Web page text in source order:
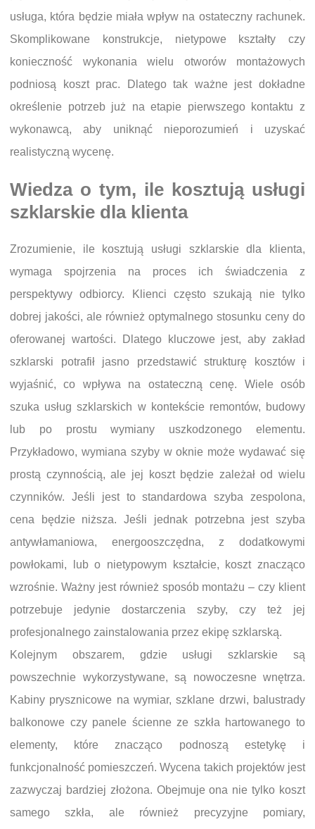
usługa, która będzie miała wpływ na ostateczny rachunek.
Skomplikowane konstrukcje, nietypowe kształty czy
konieczność wykonania wielu otworów montażowych
podniosą koszt prac. Dlatego tak ważne jest dokładne
określenie potrzeb już na etapie pierwszego kontaktu z
wykonawcą, aby uniknąć nieporozumień i uzyskać
realistyczną wycenę.
Wiedza o tym, ile kosztują usługi
szklarskie dla klienta
Zrozumienie, ile kosztują usługi szklarskie dla klienta,
wymaga spojrzenia na proces ich świadczenia z
perspektywy odbiorcy. Klienci często szukają nie tylko
dobrej jakości, ale również optymalnego stosunku ceny do
oferowanej wartości. Dlatego kluczowe jest, aby zakład
szklarski potrafił jasno przedstawić strukturę kosztów i
wyjaśnić, co wpływa na ostateczną cenę. Wiele osób
szuka usług szklarskich w kontekście remontów, budowy
lub po prostu wymiany uszkodzonego elementu.
Przykładowo, wymiana szyby w oknie może wydawać się
prostą czynnością, ale jej koszt będzie zależał od wielu
czynników. Jeśli jest to standardowa szyba zespolona,
cena będzie niższa. Jeśli jednak potrzebna jest szyba
antywłamaniowa, energooszczędna, z dodatkowymi
powłokami, lub o nietypowym kształcie, koszt znacząco
wzrośnie. Ważny jest również sposób montażu – czy klient
potrzebuje jedynie dostarczenia szyby, czy też jej
profesjonalnego zainstalowania przez ekipę szklarską.
Kolejnym obszarem, gdzie usługi szklarskie są
powszechnie wykorzystywane, są nowoczesne wnętrza.
Kabiny prysznicowe na wymiar, szklane drzwi, balustrady
balkonowe czy panele ścienne ze szkła hartowanego to
elementy, które znacząco podnoszą estetykę i
funkcjonalność pomieszczeń. Wycena takich projektów jest
zazwyczaj bardziej złożona. Obejmuje ona nie tylko koszt
samego szkła, ale również precyzyjne pomiary,